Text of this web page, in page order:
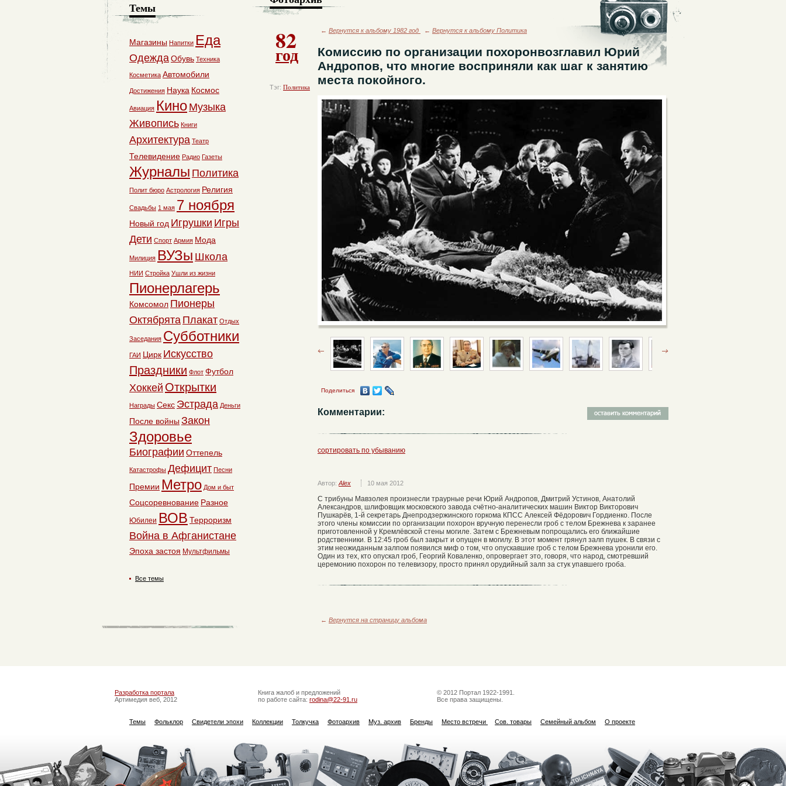
82
год
Тэг: Политика
← Вернутся к альбому 1982 год ← Вернутся к альбому Политика
Комиссию по организации похоронвозглавил Юрий
Андропов, что многие восприняли как шаг к занятию
места покойного.
Поделиться
Комментарии:
сортировать по убыванию
Автор: Alex 10 мая 2012
С трибуны Мавзолея произнесли траурные речи Юрий Андропов, Дмитрий Устинов, Анатолий
Александров, шлифовщик московского завода счётно-аналитических машин Виктор Викторович
Пушкарёв, 1-й секретарь Днепродзержинского горкома КПСС Алексей Фёдорович Гордиенко. После
этого члены комиссии по организации похорон вручную перенесли гроб с телом Брежнева к заранее
приготовленной у Кремлёвской стены могиле. Затем с Брежневым попрощались его ближайшие
родственники. В 12:45 гроб был закрыт и опущен в могилу. В этот момент грянул залп пушек. В связи c
этим неожиданным залпом появился миф о том, что опускавшие гроб с телом Брежнева уронили его.
Один из тех, кто опускал гроб, Георгий Коваленко, опровергает это, говоря, что народ, смотревший
церемонию похорон по телевизору, просто принял орудийный залп за стук упавшего гроба.
← Вернутся на страницу альбома
Темы
Магазины Напитки Еда
ОдеждаОбувь Техника
Косметика Автомобили
Достижения Наука Космос
Авиация Кино Музыка
Живопись Книги
Архитектура Театр
Телевидение Радио Газеты
Журналы Политика
Полит бюро Астрология Религия
Свадьбы 1 мая 7 ноября
Новый год Игрушки Игры
Дети Спорт Армия Мода
Милиция ВУЗы Школа
НИИ Стройка Ушли из жизни
Пионерлагерь
Комсомол Пионеры
Октябрята Плакат Отдых
Заседания Субботники
ГАИ Цирк Искусство
Праздники Флот Футбол
Хоккей Открытки
Награды Секс Эстрада Деньги
После войны Закон
Здоровье
Биографии Оттепель
Катастрофы Дефицит Песни
Премии Метро Дом и быт
Соцсоревнование Разное
Юбилеи ВОВ Терроризм
Война в Афганистане
Эпоха застоя Мультфильмы
Все темы
Разработка портала
Артимедия веб, 2012
Книга жалоб и предложений
по работе сайта: rodina@22-91.ru
© 2012 Портал 1922-1991.
Все права защищены.
Темы Фольклор Свидетели эпохи Коллекции Толкучка Фотоархив Муз. архив Бренды Место встречи Сов. товары Семейный альбом О проекте